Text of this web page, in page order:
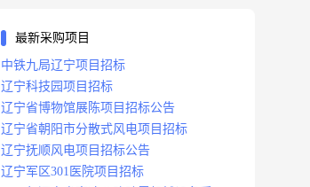
最新采购项目
中铁九局辽宁项目招标
辽宁科技园项目招标
辽宁省博物馆展陈项目招标公告
辽宁省朝阳市分散式风电项目招标
辽宁抚顺风电项目招标公告
辽宁军区301医院项目招标